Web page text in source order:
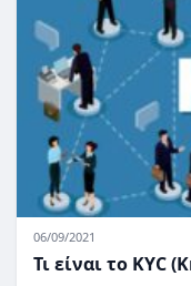
06/09/2021
Τι είναι το KYC